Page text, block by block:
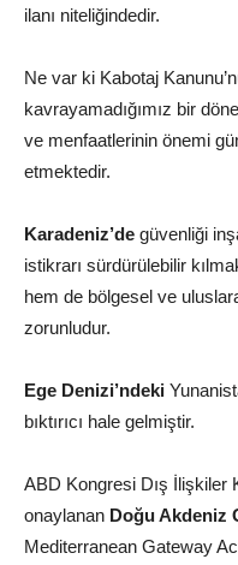
ilanı niteliğindedir.
Ne var ki Kabotaj
kavrayamadığımız bir
ve menfaatlerinin önemi
etmektedir.
Karadeniz’de güvenliği
istikrarı sürdürülebilir
hem de bölgesel ve
zorunludur.
Ege Denizi’ndeki
bıktırıcı hale gelmiştir.
ABD Kongresi Dış İlişkiler
onaylanan Doğu Akdeniz
Mediterranean Gateway